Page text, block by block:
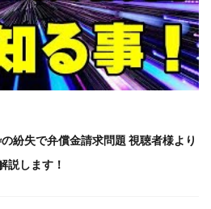
紛失で弁償金請求問題 視聴者様より
説します！